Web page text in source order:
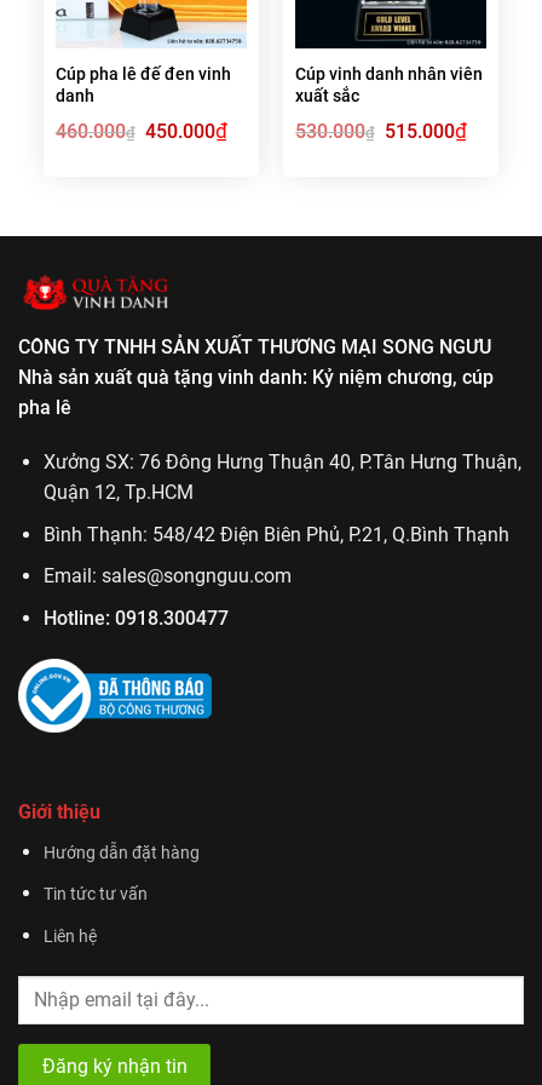
Cúp pha lê đế đen vinh
danh
460.000₫
Giá
gốc
450.000₫Giá
hiện
Cúp vinh danh nhân viên
xuất sắc
530.000₫
Giá
gốc
515.000₫Giá
hiện
CÔNG TY TNHH SẢN XUẤT THƯƠNG MẠI SONG NGƯU
Nhà sản xuất quà tặng vinh danh: Kỷ niệm chương, cúp
pha lê
Xưởng SX: 76 Đông Hưng Thuận 40, P.Tân Hưng Thuận,
Quận 12, Tp.HCM
Bình Thạnh: 548/42 Điện Biên Phủ, P.21, Q.Bình Thạnh
Email: sales@songnguu.com
Hotline: 0918.300477
Giới thiệu
Hướng dẫn đặt hàng
Tin tức tư vấn
Liên hệ